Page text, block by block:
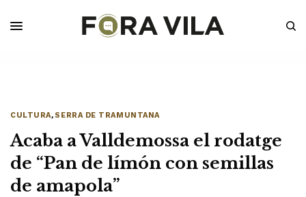
CULTURA,SERRA DE TRAMUNTANA
Acaba a Valldemossa el rodatge
de “Pan de límón con semillas
de amapola”